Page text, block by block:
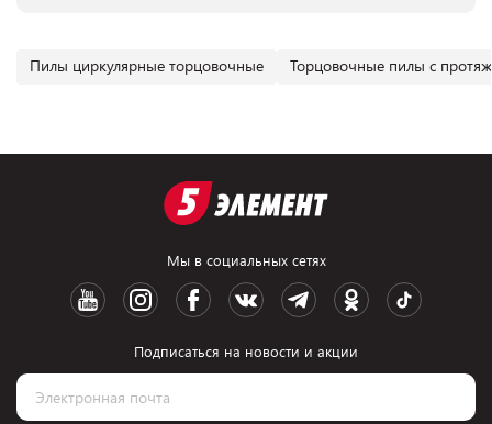
Пилы циркулярные торцовочные Торцовочные пилы с
Мы в социальных сетях
Подписаться на новости и акции